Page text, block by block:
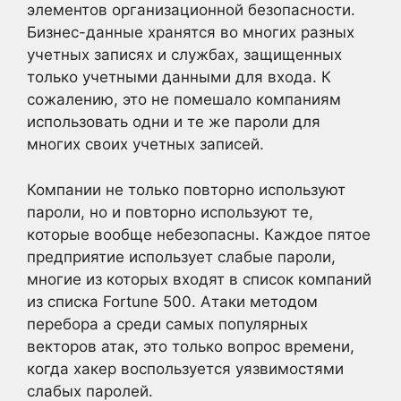
элементов организационной безопасности.
Бизнес-данные хранятся во многих разных
учетных записях и службах, защищенных
только учетными данными для входа. К
сожалению, это не помешало компаниям
использовать одни и те же пароли для
многих своих учетных записей.
Компании не только повторно используют
пароли, но и повторно используют те,
которые вообще небезопасны. Каждое пятое
предприятие использует слабые пароли,
многие из которых входят в список компаний
из списка Fortune 500. Атаки методом
перебора a среди самых популярных
векторов атак, это только вопрос времени,
когда хакер воспользуется уязвимостями
слабых паролей.